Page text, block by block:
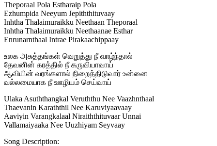
Theporaal Pola Estharaip Pola
Ezhumpida Neeyum Jepiththituvaay
Inhtha Thalaimuraikku Neethaan Theporaal
Inhtha Thalaimuraikku Neethaanae Esthar
Enrunarnthaal Intrae Pirakaachippaay
உலக அசுத்தங்கள் வெறுத்து நீ வாழ்ந்தால்
தேவனின் கரத்தில் நீ கருவியாவாய்
ஆவியின் வரங்களால் நிறைத்திடுவார் உன்னை
வல்லமையாக நீ ஊழியம் செய்வாய்
Ulaka Asuththangkal Veruththu Nee Vaazhnthaal
Thaevanin Karaththil Nee Karuviyaavaay
Aaviyin Varangkalaal Niraiththituvaar Unnai
Vallamaiyaaka Nee Uuzhiyam Seyvaay
Song Description: